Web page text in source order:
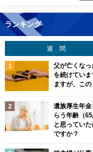
ランキング
週 間
父が亡くな
を続けてい
ますが、こ
遺族厚生年
らう年齢（
と思ってい
ですか？